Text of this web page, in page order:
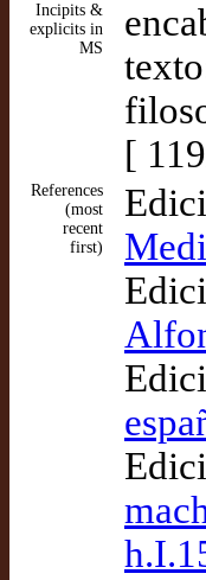
Incipits &
explicits in
MS
[
References
(most
recent
first)